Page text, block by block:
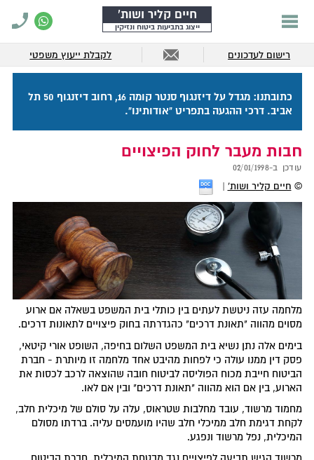
חיים קליר ושות'
ייצוג בתביעות ביטוח ונזיקין
רישום לעדכונים לקבלת ייעוץ משפטי
כתובתנו: מגדל על דיזנגוף סנטר קומה 16, רחוב דיזנגוף 50 תל
אביב. דרכי ההגעה בתפריט "אודותינו".
חבות מעבר לחוק הפיצויים
עודכן ב-02/01/1998
© חיים קליר ושות'
מלחמה עזה ניטשת לעתים בין כותלי בית המשפט בשאלה אם ארוע
מסוים מהווה "תאונת דרכים" כהגדרתה בחוק פיצויים לתאונות דרכים.
בימים אלה נתן נשיא בית המשפט השלום בחיפה, השופט אורי קיטאי,
פסק דין ממנו עולה כי לפחות מהיבט אחד מלחמה זו מיותרת - חברת
הביטוח חייבת מכוח הפוליסה לביטוח חובה שהוצאה לרכב לכסות את
הארוע, בין אם הוא מהווה "תאונת דרכים" ובין אם לאו.
מחמוד מרשוד, עובד מחלבות שטראוס, עלה על סולם של מיכלית חלב,
לקחת דגימת חלב ממיכלי חלב שהיו מועמסים עליה. ברדתו מסולם
המיכלית, נפל מרשוד ונפגע.